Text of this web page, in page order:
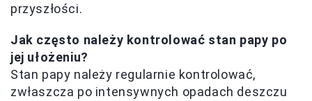
przyszłości.
Jak często należy kontrolować stan papy po
jej ułożeniu?
Stan papy należy regularnie kontrolować,
zwłaszcza po intensywnych opadach deszczu